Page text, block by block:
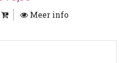
Meer info